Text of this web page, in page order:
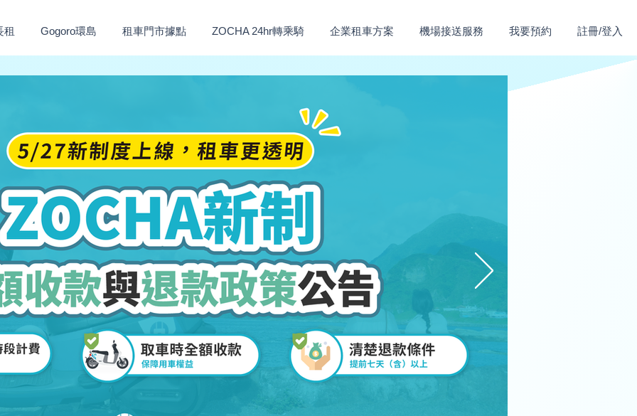
租 Gogoro環島 租車門市據點 ZOCHA 24hr轉乘騎 企業租車方案 機場接送服務 我要預約 註冊/登入